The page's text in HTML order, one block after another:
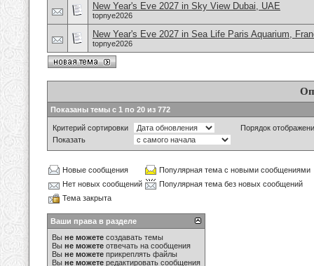
New Year's Eve 2027 in Sky View Dubai, UAE
topnye2026
New Year's Eve 2027 in Sea Life Paris Aquarium,
topnye2026
Показаны темы с 1 по 20 из 772
Критерий сортировки
Порядок
Показать
Новые сообщения
Популярная тема с новыми сообщениями
Нет новых сообщений
Популярная тема без новых сообщений
Тема закрыта
Ваши права в разделе
Вы не можете создавать темы
Вы не можете отвечать на сообщения
Вы не можете прикреплять файлы
Вы не можете редактировать сообщения